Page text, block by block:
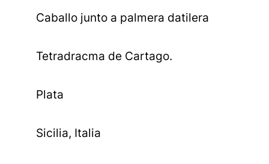
Caballo junto a palmera datilera
Tetradracma de Cartago.
Plata
Sicilia, Italia